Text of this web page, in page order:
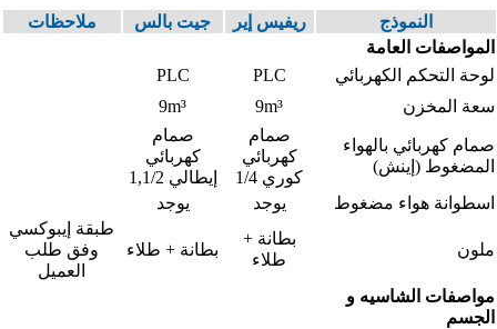
النموذج ريفيس إير جيت بالس
ملاحظات
المواصفات العامة
لوحة التحكم الكهربائي
PLC
PLC
سعة المخزن
9m³
9m³
صمام كهربائي بالهواء
المضغوط (إينش)
صمام
كهربائي
كوري 1/4
صمام
كهربائي
إيطالي 1,1/2
اسطوانة هواء مضغوط
يوجد يوجد
ملون
بطانة +
طلاء
بطانة + طلاء
طبقة إيبوكسي
وفق طلب
العميل
مواصفات الشاسيه و
الجسم